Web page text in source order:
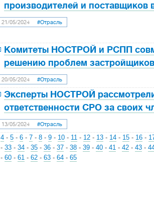
производителей и
21/05/2024 #Отрасль
Комитеты НОСТРОЙ и РСПП
решению проблем застройщиков
20/05/2024 #Отрасль
Эксперты НОСТРОЙ
ответственности СРО за своих
13/05/2024 #Отрасль
4 - 5 - 6 - 7 - 8 - 9 - 10 - 11 - 12 - 13 - 14 - 15 - 16 -
- 33 - 34 - 35 - 36 - 37 - 38 - 39 - 40 - 41 - 42 - 43 -
- 60 - 61 - 62 - 63 - 64 - 65